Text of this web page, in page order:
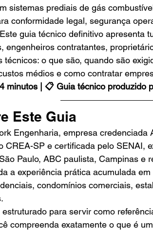
sistemas prediais de gás
conformidade legal, segurança
guia técnico definitivo apresenta
engenheiros contratantes,
técnicos: o que são, quando são
médios e como contratar
minutos | 📋 Guia técnico produzido
Este Guia
Engenharia, empresa credenciada
CREA-SP e certificada pelo SENAI,
Paulo, ABC paulista, Campinas e
a experiência prática acumulada
condomínios comerciais,
estruturado para servir como
compreenda exatamente o que é